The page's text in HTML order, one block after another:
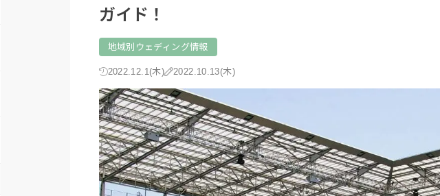
ガイド！
地域別ウェディング情報
2022.12.1(木) 2022.10.13(木)